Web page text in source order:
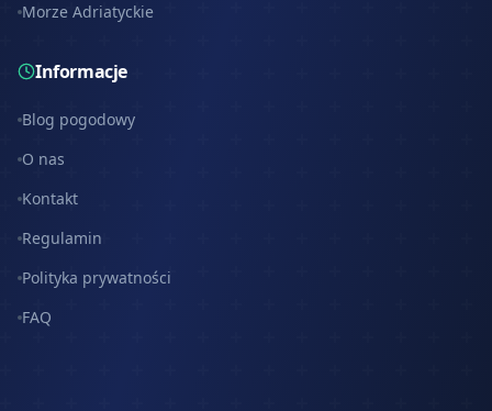
Morze Adriatyckie
Informacje
Blog pogodowy
O nas
Kontakt
Regulamin
Polityka prywatności
FAQ